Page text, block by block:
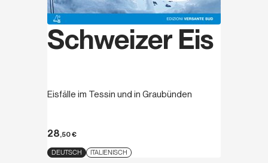
Schweizer Eis
Eisfälle im Tessin und in Graubünden
28,50€
DEUTSCH ITALIENISCH